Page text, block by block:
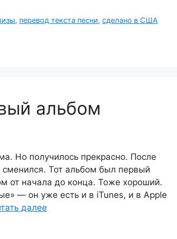
, перевод текста песни,сделано в США
альбом
Но получилось прекрасно. После
Тот альбом был первый
от начала до конца. Тоже хороший.
— он уже есть и в iTunes, и в Apple
далее